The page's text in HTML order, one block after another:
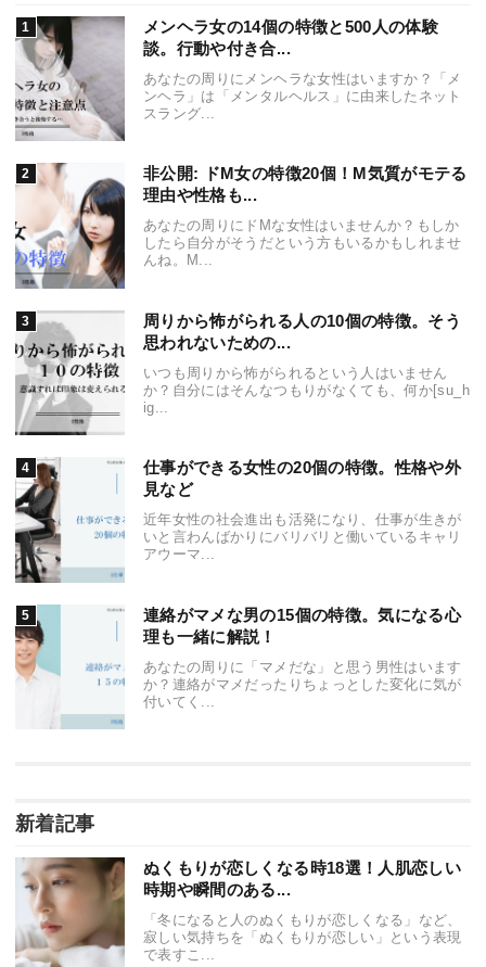
メンヘラ女の14個の特徴と500人の体験
談。行動や付き合...
あなたの周りにメンヘラな女性はいますか？「メ
ンヘラ」は「メンタルヘルス」に由来したネット
スラング...
非公開: ドM女の特徴20個！M気質がモテる
理由や性格も...
あなたの周りにドMな女性はいませんか？もしか
したら自分がそうだという方もいるかもしれませ
んね。M...
周りから怖がられる人の10個の特徴。そう
思われないための...
いつも周りから怖がられるという人はいません
か？自分にはそんなつもりがなくても、何か[su_h
ig...
仕事ができる女性の20個の特徴。性格や外
見など
近年女性の社会進出も活発になり、仕事が生きが
いと言わんばかりにバリバリと働いているキャリ
アウーマ...
連絡がマメな男の15個の特徴。気になる心
理も一緒に解説！
あなたの周りに「マメだな」と思う男性はいます
か？連絡がマメだったりちょっとした変化に気が
付いてく...
新着記事
ぬくもりが恋しくなる時18選！人肌恋しい
時期や瞬間のある...
「冬になると人のぬくもりが恋しくなる」など、
寂しい気持ちを「ぬくもりが恋しい」という表現
で表すこ...